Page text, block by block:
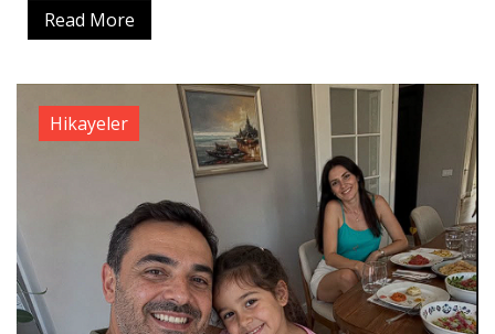
Read More
Hikayeler